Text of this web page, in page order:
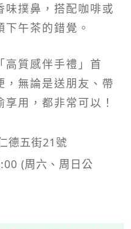
味撲鼻，搭配咖啡或
午茶的錯覺。
高質感伴手禮」首
，無論是送朋友、帶
用，都非常可以！
德五街21號
(周六、周日公